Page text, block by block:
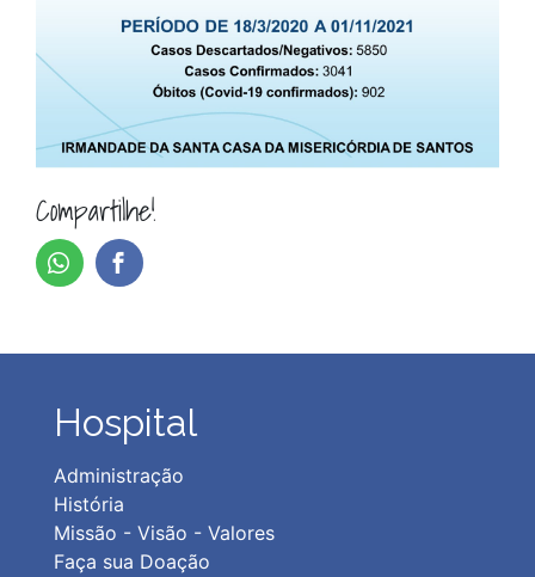
Compartilhe!
Hospital
Administração
História
Missão - Visão - Valores
Faça sua Doação